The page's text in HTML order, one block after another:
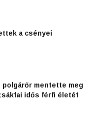
a csényei
mentette meg
idős férfi életét